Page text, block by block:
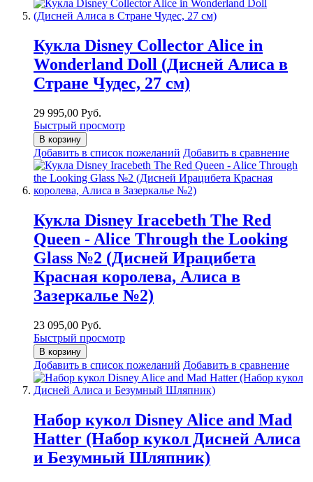
Кукла Disney Collector Alice in
Wonderland Doll (Дисней Алиса в
Стране Чудес, 27 см)
29 995,00 Руб.
Быстрый просмотр
В корзину
Добавить в список пожеланий Добавить в сравнение
Кукла Disney Iracebeth The Red
Queen - Alice Through the Looking
Glass №2 (Дисней Ирацибета
Красная королева, Алиса в
Зазеркалье №2)
23 095,00 Руб.
Быстрый просмотр
В корзину
Добавить в список пожеланий Добавить в сравнение
Набор кукол Disney Alice and Mad
Hatter (Набор кукол Дисней Алиса
и Безумный Шляпник)